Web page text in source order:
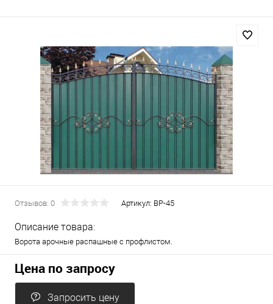
Отзывов: 0 Артикул: ВР-45
Описание товара:
Ворота арочные распашные с профлистом.
Цена по запросу
Запросить цену